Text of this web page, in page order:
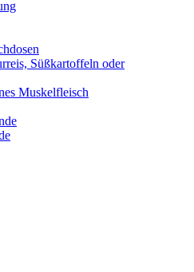
Süßkartoffeln oder
Muskelfleisch